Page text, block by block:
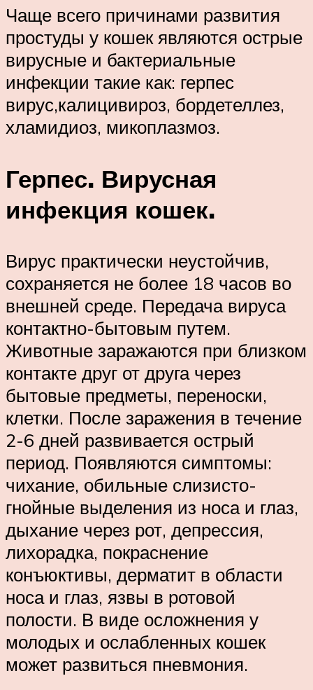
Чаще всего причинами развития
простуды у кошек являются острые
вирусные и бактериальные
инфекции такие как: герпес
вирус,калицивироз, бордетеллез,
хламидиоз, микоплазмоз.
Герпес. Вирусная
инфекция кошек.
Вирус практически неустойчив,
сохраняется не более 18 часов во
внешней среде. Передача вируса
контактно-бытовым путем.
Животные заражаются при близком
контакте друг от друга через
бытовые предметы, переноски,
клетки. После заражения в течение
2-6 дней развивается острый
период. Появляются симптомы:
чихание, обильные слизисто-
гнойные выделения из носа и глаз,
дыхание через рот, депрессия,
лихорадка, покраснение
конъюктивы, дерматит в области
носа и глаз, язвы в ротовой
полости. В виде осложнения у
молодых и ослабленных кошек
может развиться пневмония.